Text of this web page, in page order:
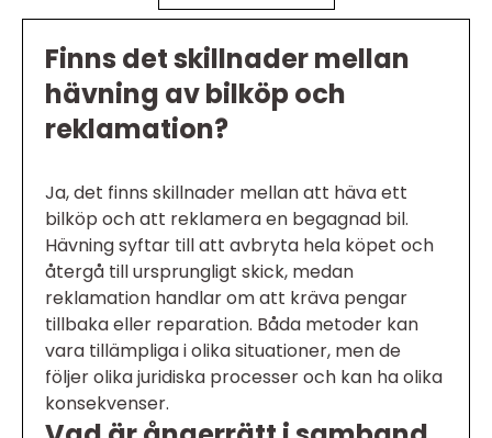
Finns det skillnader mellan
hävning av bilköp och
reklamation?
Ja, det finns skillnader mellan att häva ett
bilköp och att reklamera en begagnad bil.
Hävning syftar till att avbryta hela köpet och
återgå till ursprungligt skick, medan
reklamation handlar om att kräva pengar
tillbaka eller reparation. Båda metoder kan
vara tillämpliga i olika situationer, men de
följer olika juridiska processer och kan ha olika
konsekvenser.